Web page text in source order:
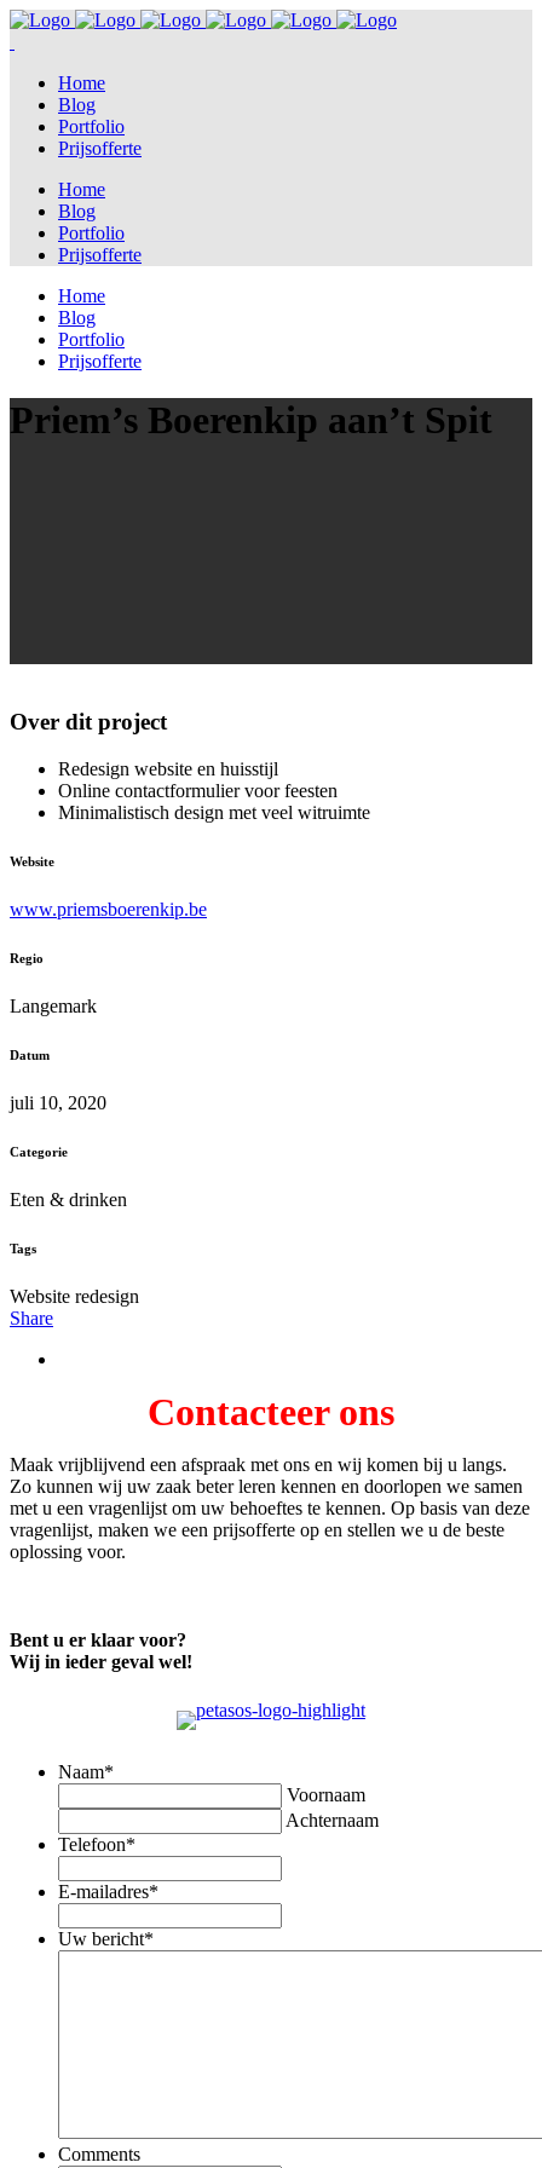
Home
Blog
Portfolio
Prijsofferte
Home
Blog
Portfolio
Prijsofferte
Home
Blog
Portfolio
Prijsofferte
Priem’s Boerenkip aan’t Spit
Over dit project
Redesign website en huisstijl
Online contactformulier voor feesten
Minimalistisch design met veel witruimte
Website
www.priemsboerenkip.be
Regio
Langemark
Datum
juli 10, 2020
Categorie
Eten & drinken
Tags
Website redesign
Share
Contacteer ons
Maak vrijblijvend een afspraak met ons en wij komen bij u langs.
Zo kunnen wij uw zaak beter leren kennen en doorlopen we samen
met u een vragenlijst om uw behoeftes te kennen. Op basis van deze
vragenlijst, maken we een prijsofferte op en stellen we u de beste
oplossing voor.
Bent u er klaar voor?
Wij in ieder geval wel!
Naam*
Voornaam
Achternaam
Telefoon*
E-mailadres*
Uw bericht*
Comments